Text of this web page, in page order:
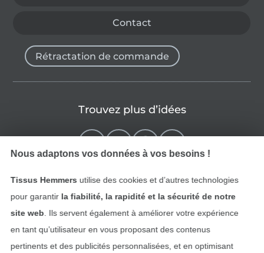
Contact
Rétractation de commande
Trouvez plus d’idées
Nous adaptons vos données à vos besoins !
Tissus Hemmers utilise des cookies et d’autres technologies
pour garantir la fiabilité, la rapidité et la sécurité de notre
site web . Ils servent également à améliorer votre expérience
en tant qu’utilisateur en vous proposant des contenus
pertinents et des publicités personnalisées, et en optimisant